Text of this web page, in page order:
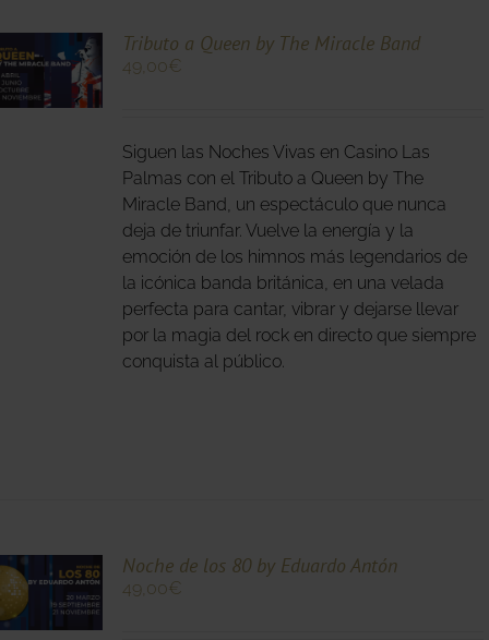
Tributo a Queen by The Miracle Band
49,00€
Siguen las Noches Vivas en Casino Las
Palmas con el Tributo a Queen by The
Miracle Band, un espectáculo que nunca
deja de triunfar. Vuelve la energía y la
emoción de los himnos más legendarios de
la icónica banda británica, en una velada
perfecta para cantar, vibrar y dejarse llevar
por la magia del rock en directo que siempre
conquista al público.
Noche de los 80 by Eduardo Antón
49,00€